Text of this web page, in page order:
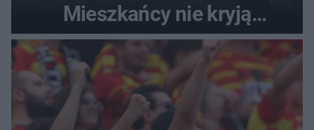
Mieszkańcy nie kryją
oburzenia!